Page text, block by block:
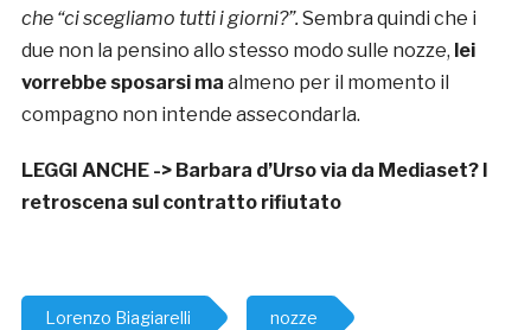
che “ci scegliamo tutti i giorni?”. Sembra quindi che i
due non la pensino allo stesso modo sulle nozze, lei
vorrebbe sposarsi ma almeno per il momento il
compagno non intende assecondarla.
LEGGI ANCHE -> Barbara d’Urso via da Mediaset? I
retroscena sul contratto rifiutato
Lorenzo Biagiarelli nozze